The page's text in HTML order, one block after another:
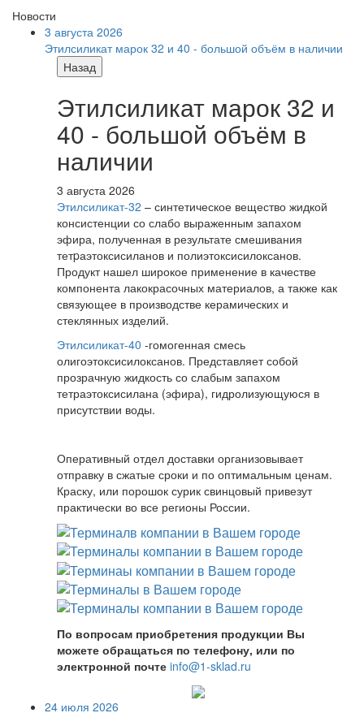
Новости
3 августа 2026
Этилсиликат марок 32 и 40 - большой объём в наличии
Назад
Этилсиликат марок 32 и
40 - большой объём в
наличии
3 августа 2026
Этилсиликат-32 – синтетическое вещество жидкой
консистенции со слабо выраженным запахом
эфира, полученная в результате смешивания
тетpаэтоксисиланов и полиэтоксисилоксанов.
Продукт нашел широкое применение в качестве
компонента лакокрасочных материалов, а также как
связующее в производстве керамических и
стеклянных изделий.
Этилсиликат-40 -гомогенная смесь
олигоэтоксисилоксанов. Представляет собой
прозрачную жидкость со слабым запахом
тетраэтоксисилана (эфира), гидролизующуюся в
присутствии воды.
Оперативный отдел доставки организовывает
отправку в сжатые сроки и по оптимальным ценам.
Краску, или порошок сурик свинцовый привезут
практически во все регионы России.
По вопросам приобретения продукции Вы
можете обращаться по телефону, или по
электронной почте info@1-sklad.ru
24 июля 2026